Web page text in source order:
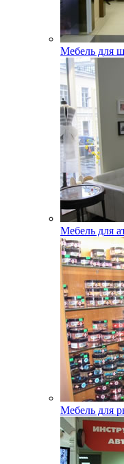
Мебель для
Мебель для
Мебель для